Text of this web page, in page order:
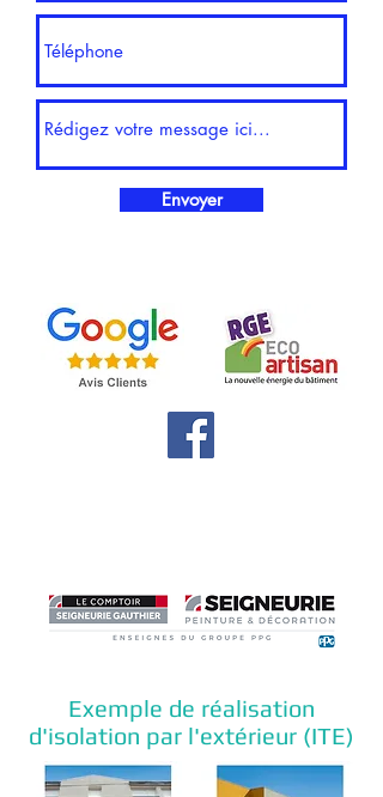
Envoyer
Exemple de réalisation
d'isolation par l'extérieur (ITE)